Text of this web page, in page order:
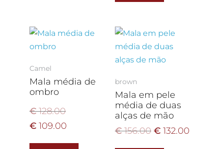
Camel
Mala média de
ombro
€128.00
€ 109.00
brown
Mala em pele
média de duas
alças de mão
€156.00 € 132.00